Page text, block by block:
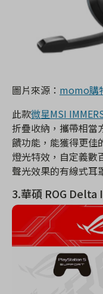
圖片來源： momo購
此款微星MSI
折疊收納，攜帶相當
饋功能，能獲得更佳
燈光特效，自定義數
聲光效果的有線式耳
3.華碩 ROG Delta